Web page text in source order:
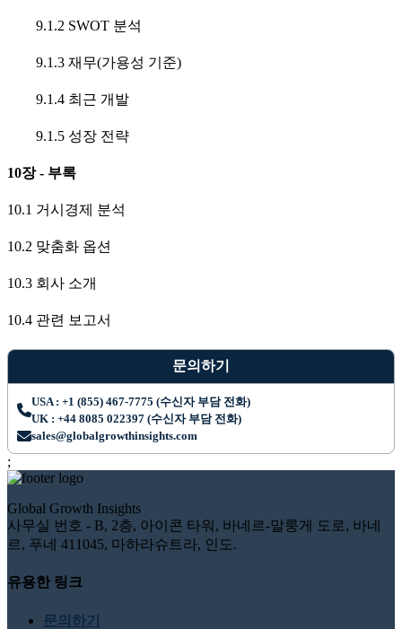
9.1.2 SWOT 분석
9.1.3 재무(가용성 기준)
9.1.4 최근 개발
9.1.5 성장 전략
10장 - 부록
10.1 거시경제 분석
10.2 맞춤화 옵션
10.3 회사 소개
10.4 관련 보고서
문의하기
USA : +1 (855) 467-7775 (수신자 부담 전화)
UK : +44 8085 022397 (수신자 부담 전화)
sales@globalgrowthinsights.com
;
Global Growth Insights
사무실 번호 - B, 2층, 아이콘 타워, 바네르-말룽게 도로, 바네
르, 푸네 411045, 마하라슈트라, 인도.
유용한 링크
문의하기